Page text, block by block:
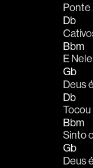
Ponte
Db
Bbm
E
Gb
Deus
Db
Bbm
Sinto
Gb
Deus